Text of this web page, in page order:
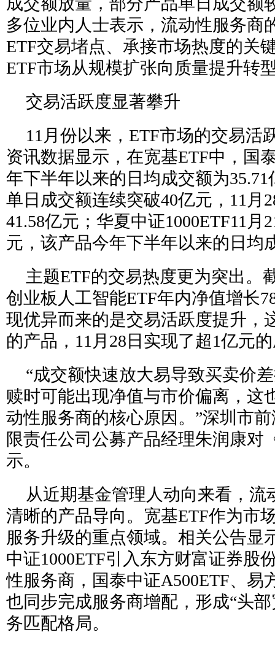
多位业内人士表示，流动性服务商
ETF交易堵点、承接市场热度的关
ETF市场从规模扩张向质量提升转
交易活跃度显著攀升
11月份以来，ETF市场的交易活
资讯数据显示，在宽基ETF中，国
年下半年以来的日均成交额为
单日成交额连续突破40亿元，11月
41.58亿元；华夏中证1000ETF11月
元，该产品今年下半年以来的日均
主题ETF的交易热度更为突出。
创业板人工智能ETF年内净值增长
现优异而来的是交易活跃度提升，
的产品，11月28日实现了超1亿元
“成交额快速放大易导致买卖价
赎时可能出现净值与市价偏离，这
动性服务商的核心原因。”深圳市
限责任公司公募产品经理朱润康对
示。
从近期基金管理人动向来看，流
清晰的产品导向。宽基ETF作为市
服务升级的重点领域。相关公告显
中证1000ETF引入东方财富证券股
性服务商，国泰中证A500ETF、易
也同步完成服务商增配，形成“头
务匹配格局。